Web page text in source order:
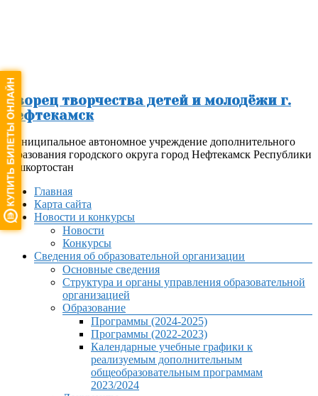
Дворец творчества детей и молодёжи г.
Нефтекамск
Муниципальное автономное учреждение дополнительного
образования городского округа город Нефтекамск Республики
Башкортостан
МенюГлавная
Карта сайта
Новости и конкурсы
Новости
Конкурсы
Сведения об образовательной организации
Основные сведения
Структура и органы управления образовательной
организацией
Образование
Программы (2024-2025)
Программы (2022-2023)
Календарные учебные графики к
реализуемым дополнительным
общеобразовательным программам
2023/2024